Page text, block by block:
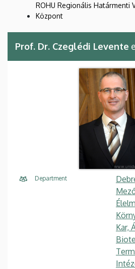
ROHU Regionális Határmenti
Központ
Prof. Dr. Czeglédi Levente
Department
Kar,